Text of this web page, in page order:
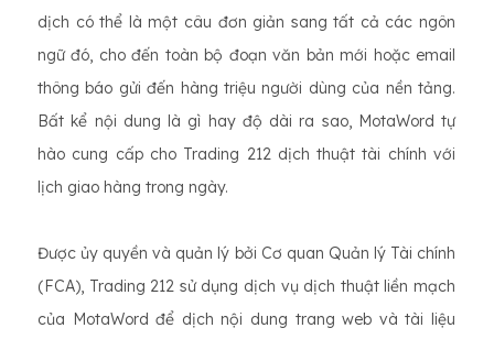
dịch có thể là một câu đơn giản sang tất cả các ngôn
ngữ đó, cho đến toàn bộ đoạn văn bản mới hoặc email
thông báo gửi đến hàng triệu người dùng của nền tảng.
Bất kể nội dung là gì hay độ dài ra sao, MotaWord tự
hào cung cấp cho Trading 212 dịch thuật tài chính với
lịch giao hàng trong ngày.
Được ủy quyền và quản lý bởi Cơ quan Quản lý Tài chính
(FCA), Trading 212 sử dụng dịch vụ dịch thuật liền mạch
của MotaWord để dịch nội dung trang web và tài liệu